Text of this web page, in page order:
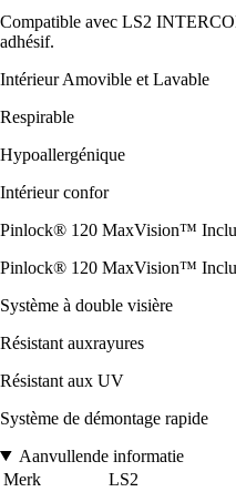
Compatible avec LS2
adhésif.
Intérieur Amovible et Lavable
Respirable
Hypoallergénique
Intérieur confor
Pinlock® 120 MaxVision™
Pinlock® 120 MaxVision™
Système à double visière
Résistant auxrayures
Résistant aux UV
Système de démontage rapide
Aanvullende informatie
Merk
LS2